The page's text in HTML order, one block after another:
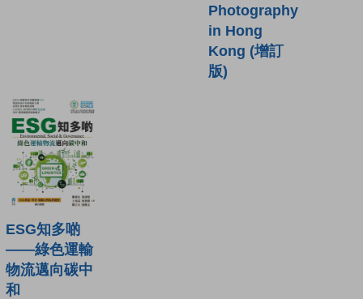
Photography
in Hong
Kong (增訂
版)
ESG知多啲
——綠色運輸
物流邁向碳中
和